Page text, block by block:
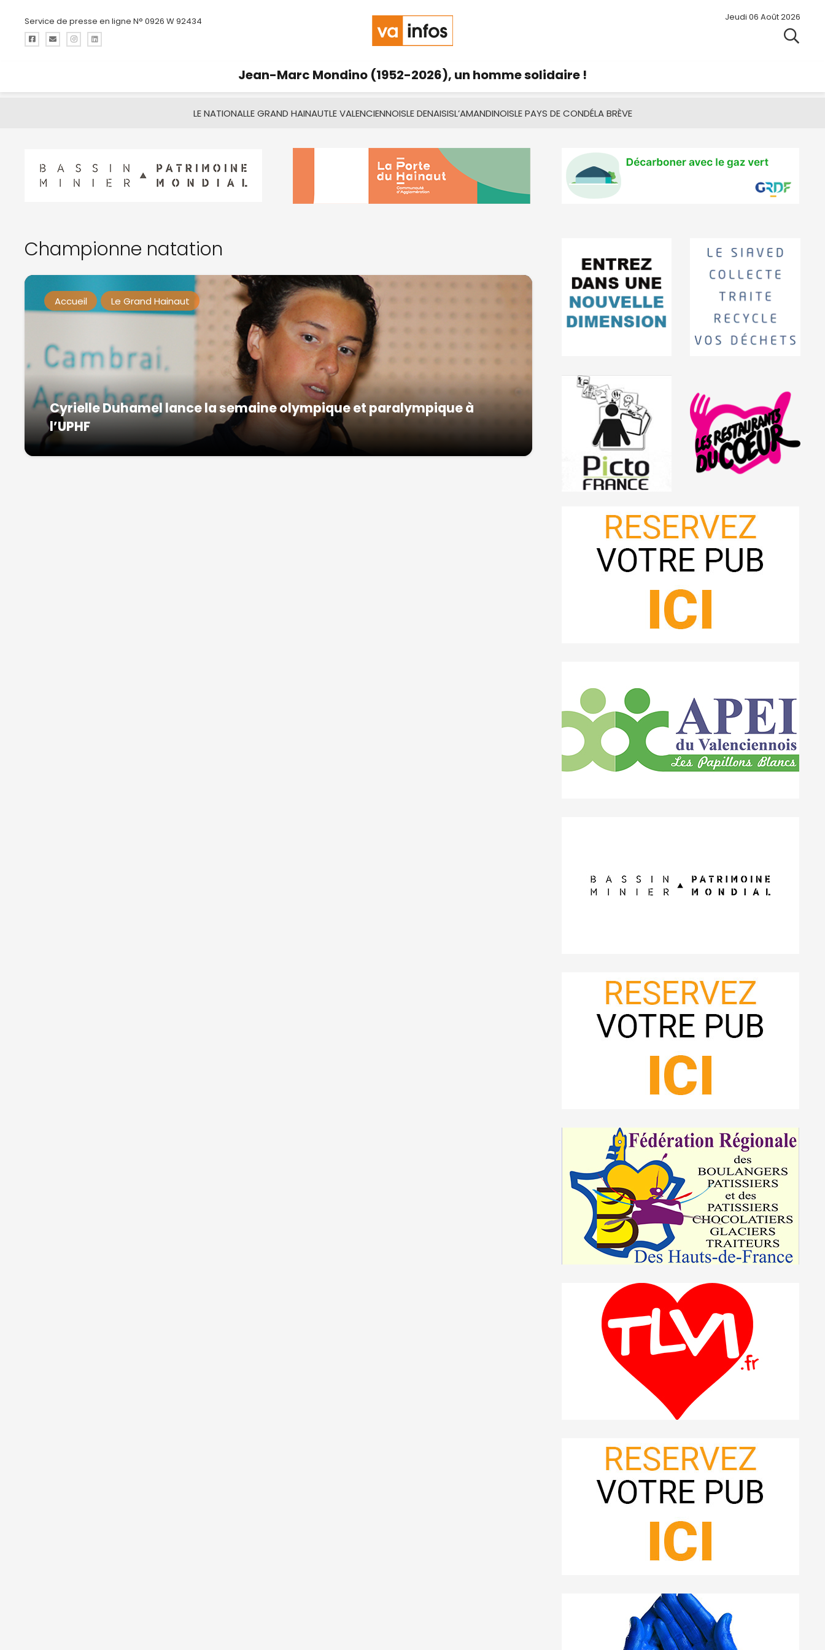
Service de presse en ligne N° 0926 W 92434 Jeudi 06 Août 2026
Jean-Marc Mondino (1952-2026), un homme solidaire !
LE NATIONALLE GRAND HAINAUTLE VALENCIENNOISLE DENAISISL’AMANDINOISLE PAYS DE CONDÉLA BRÈVE
Championne natation
Accueil Le Grand Hainaut
Cyrielle Duhamel lance la semaine olympique et paralympique à
l’UPHF